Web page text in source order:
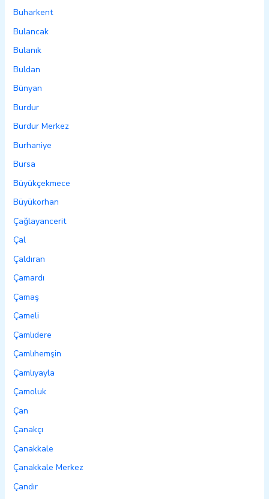
Buharkent
Bulancak
Bulanık
Buldan
Bünyan
Burdur
Burdur Merkez
Burhaniye
Bursa
Büyükçekmece
Büyükorhan
Çağlayancerit
Çal
Çaldıran
Çamardı
Çamaş
Çameli
Çamlıdere
Çamlıhemşin
Çamlıyayla
Çamoluk
Çan
Çanakçı
Çanakkale
Çanakkale Merkez
Çandır